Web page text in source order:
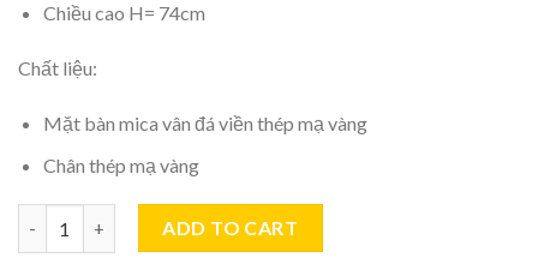
Chiều cao H= 74cm
Chất liệu:
Mặt bàn mica vân đá viền thép mạ vàng
Chân thép mạ vàng
Bàn ăn tròn thanh lý TL1506 quantity
ADD TO CART